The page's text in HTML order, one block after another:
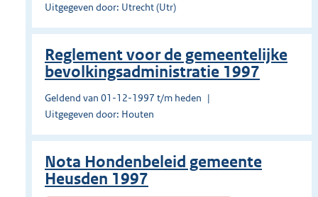
Uitgegeven door: Utrecht (Utr)
Reglement voor de gemeentelijke
bevolkingsadministratie 1997
Geldend van 01-12-1997 t/m heden
Uitgegeven door: Houten
Nota Hondenbeleid gemeente
Heusden 1997